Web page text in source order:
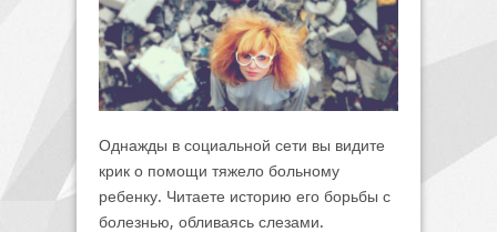
Однажды в социальной сети вы видите
крик о помощи тяжело больному
ребенку. Читаете историю его борьбы с
болезнью, обливаясь слезами.